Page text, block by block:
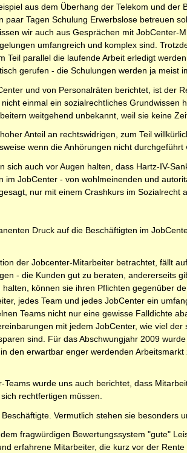
aus dem Überhang der Telekom und der
Tagen Schulung Erwerbslose betreuen
wir auch aus Gesprächen mit
umfangreich und komplex sind.
Teil parallel die laufende Arbeit erledigt
gerufen - die Schulungen werden ja meist
und von Personalräten berichtet, ist der
einmal ein sozialrechtliches
weitgehend unbekannt, weil sie keine
Anteil an rechtswidrigen, zum Teil
wenn die Anhörungen nicht
sich auch vor Augen halten, dass Hartz-IV-
JobCenter - von wohlmeinenden und
nur mit einem Crashkurs im Sozialrecht
Druck auf die Beschäftigten im
der Jobcenter-Mitarbeiter betrachtet, fällt
- die Kunden gut zu beraten, andererseits
können sie ihren Pflichten gegenüber
jedes Team und jedes JobCenter ein
Teams nicht nur eine gewisse Falldichte
mit jedem JobCenter, wie viel
sind. Für das Abschwungjahr 2009
den erwartbar enger werdenden
wurde uns auch berichtet, dass
rechtfertigen müssen.
Vermutlich stehen sie besonders
fragwürdigen Bewertungssystem "gute"
erfahrene Mitarbeiter, die kurz vor der